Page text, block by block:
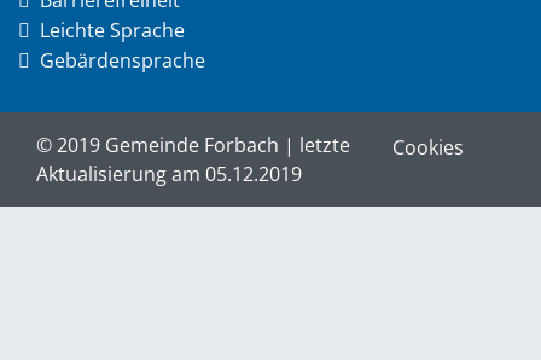
Leichte Sprache
Gebärdensprache
© 2019 Gemeinde Forbach | letzte
Aktualisierung am 05.12.2019
Cookies